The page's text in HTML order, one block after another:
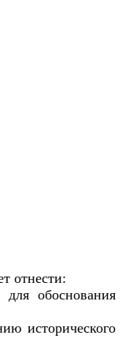
отнести:
обоснования
исторического